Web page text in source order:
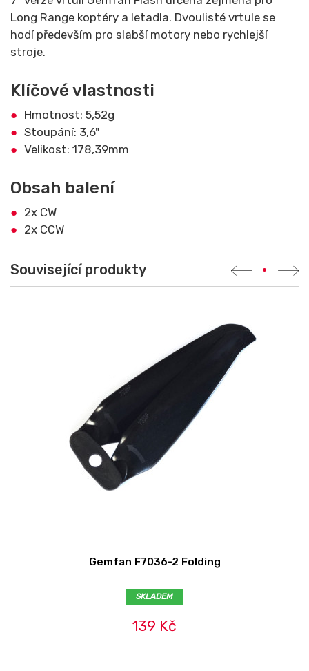
Long Range koptéry a letadla. Dvoulisté vrtule se
hodí především pro slabší motory nebo rychlejší
stroje.
Klíčové vlastnosti
Hmotnost: 5,52g
Stoupání: 3,6"
Velikost: 178,39mm
Obsah balení
2x CW
2x CCW
Související produkty •
Gemfan F7036-2 Folding
SKLADEM
139 Kč